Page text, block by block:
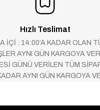
Hızlı Teslimat
İÇİ : 14:00’A KADAR OLAN
AYNI GÜN KARGOYA
GÜNÜ VERİLEN TÜM
AYNI GÜN KARGOYA